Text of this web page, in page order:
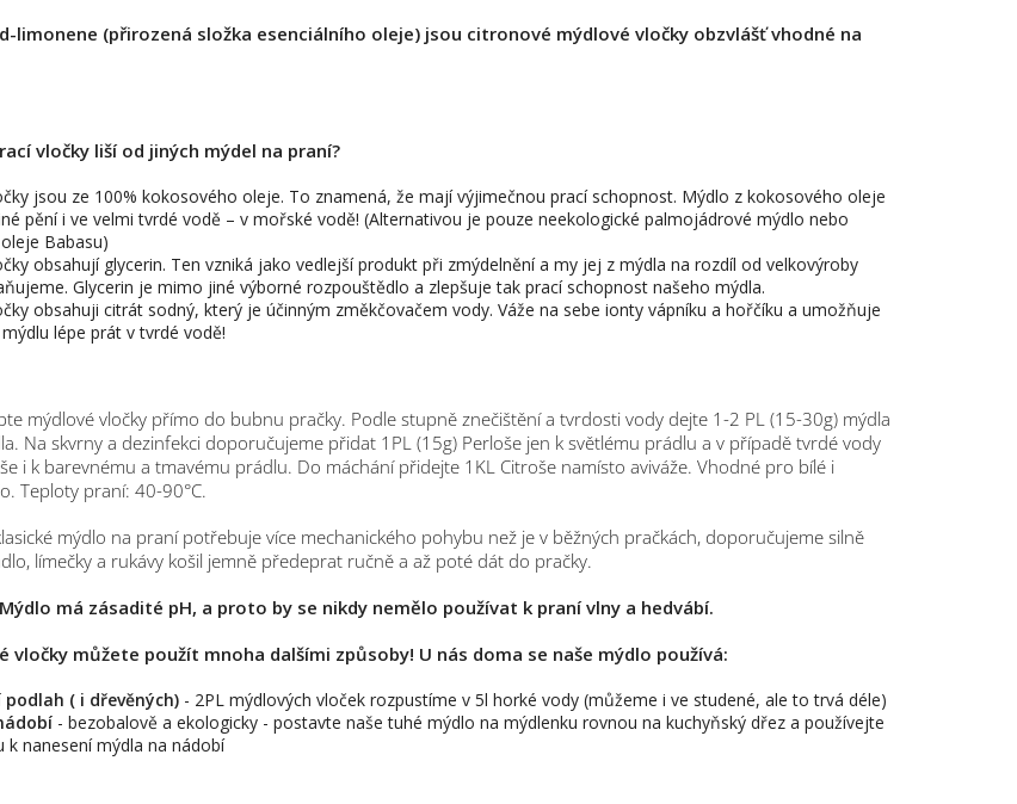
limonene (přirozená složka esenciálního oleje) jsou citronové mýdlové vločky obzvlášť vhodné na
vločky liší od jiných mýdel na praní?
jsou ze 100% kokosového oleje. To znamená, že mají výjimečnou prací schopnost. Mýdlo z kokosového oleje
pění i ve velmi tvrdé vodě – v mořské vodě! (Alternativou je pouze neekologické palmojádrové mýdlo nebo
Babasu)
obsahují glycerin. Ten vzniká jako vedlejší produkt při zmýdelnění a my jej z mýdla na rozdíl od velkovýroby
Glycerin je mimo jiné výborné rozpouštědlo a zlepšuje tak prací schopnost našeho mýdla.
obsahuji citrát sodný, který je účinným změkčovačem vody. Váže na sebe ionty vápníku a hořčíku a umožňuje
lépe prát v tvrdé vodě!
mýdlové vločky přímo do bubnu pračky. Podle stupně znečištění a tvrdosti vody dejte 1-2 PL (15-30g) mýdla
Na skvrny a dezinfekci doporučujeme přidat 1PL (15g) Perloše jen k světlému prádlu a v případě tvrdé vody
i k barevnému a tmavému prádlu. Do máchání přidejte 1KL Citroše namísto aviváže. Vhodné pro bílé i
Teploty praní: 40-90°C.
mýdlo na praní potřebuje více mechanického pohybu než je v běžných pračkách, doporučujeme silně
límečky a rukávy košil jemně předeprat ručně a až poté dát do pračky.
má zásadité pH, a proto by se nikdy nemělo používat k praní vlny a hedvábí.
vločky můžete použít mnoha dalšími způsoby! U nás doma se naše mýdlo používá:
( i dřevěných) - 2PL mýdlových vloček rozpustíme v 5l horké vody (můžeme i ve studené, ale to trvá déle)
- bezobalově a ekologicky - postavte naše tuhé mýdlo na mýdlenku rovnou na kuchyňský dřez a používejte
k nanesení mýdla na nádobí